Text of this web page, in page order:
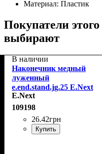
Материал: Пластик
Покупатели
выбирают
В наличии
Наконечник медный
луженный
e.end.stand.jg.25 E.Next
s077004
E.Next
109198
26.42грн
Купить